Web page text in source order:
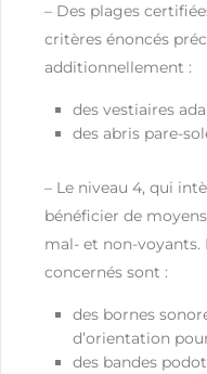
– Des plages
critères énoncés
additionnellement :
des vestiaires
des abris pare-
– Le niveau 4, qui
bénéficier de
mal- et non-voyants.
concernés sont :
des bornes
d’orientation
des bandes